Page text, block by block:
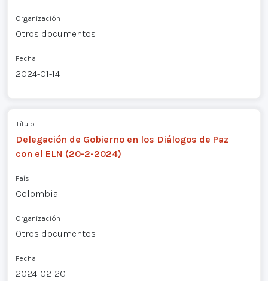
Organización
Otros documentos
Fecha
2024-01-14
Título
Delegación de Gobierno en los Diálogos de Paz
con el ELN (20-2-2024)
País
Colombia
Organización
Otros documentos
Fecha
2024-02-20